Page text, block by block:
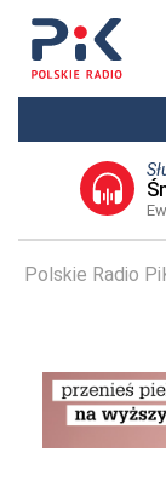
Polskie Radio